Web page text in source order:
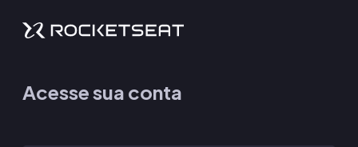
Acesse sua conta